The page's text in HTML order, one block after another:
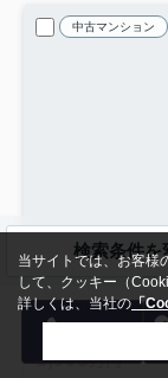
中古マンション
荒川区南千住
ミッドガーデン
8,998万円
検索条件を
電話
当サイトでは、お客様
して、クッキー（
詳しくは、当社の「